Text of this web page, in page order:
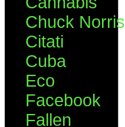
Chuck Norris
Citati
Cuba
Eco
Facebook
Fallen